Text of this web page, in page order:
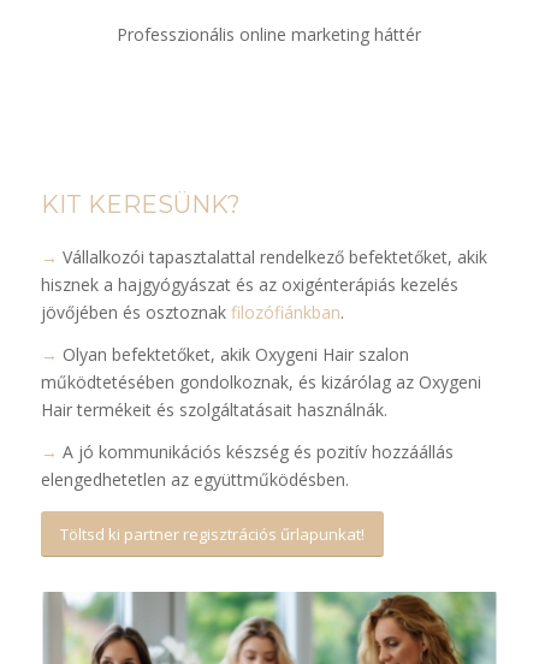
Professzionális online marketing háttér
KIT KERESÜNK?
→ Vállalkozói tapasztalattal rendelkező befektetőket, akik
hisznek a hajgyógyászat és az oxigénterápiás kezelés
jövőjében és osztoznak filozófiánkban.
→ Olyan befektetőket, akik Oxygeni Hair szalon
működtetésében gondolkoznak, és kizárólag az Oxygeni
Hair termékeit és szolgáltatásait használnák.
→ A jó kommunikációs készség és pozitív hozzáállás
elengedhetetlen az együttműködésben.
Töltsd ki partner regisztrációs űrlapunkat!